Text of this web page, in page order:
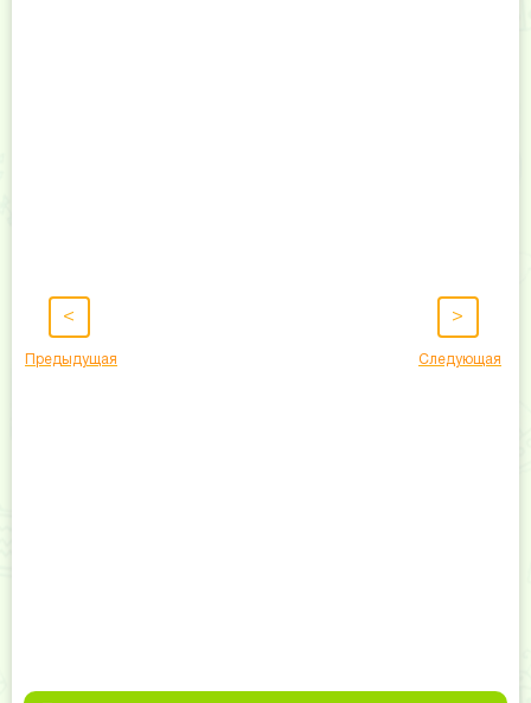
<
Предыдущая
>
Следующая